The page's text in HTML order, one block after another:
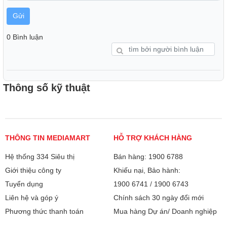
cách hợp lý với thiết kế lõm, bề mặt nhám nên có độ ma sát
cao. Bạn có thể thao tác nhập liệu nhanh nhạy và linh hoạt
hơn, gõ phím được mượt mà và êm ái hơn.
Với cảm biến tiệm cận được trang bị vào bàn phím với khả
năng chiếu sáng khi tay bạn đặt lên các phím. Đèn nền tự
Gửi
0 Bình luận
Thông số kỹ thuật
THÔNG TIN MEDIAMART
Hệ thống 334 Siêu thị
Giới thiệu công ty
Tuyển dụng
Liên hệ và góp ý
Phương thức thanh toán
HỖ TRỢ KHÁCH HÀNG
Bán hàng: 1900 6788
Khiếu nại, Bảo hành:
1900 6741 / 1900 6743
Chính sách 30 ngày đổi mới
Mua hàng Dự án/ Doanh nghiệp